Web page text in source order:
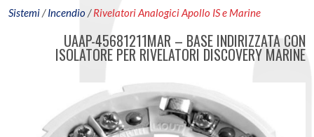
Sistemi/Incendio /Rivelatori Analogici Apollo IS e Marine
UAAP-45681211MAR – BASE INDIRIZZATA CON
ISOLATORE PER RIVELATORI DISCOVERY MARINE